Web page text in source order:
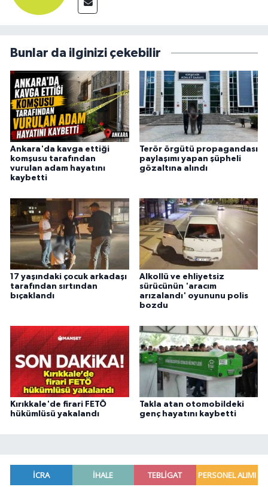
Bunlar da ilginizi çekebilir
Ankara'da kavga ettiği
komşusu tarafından
vurulan adam hayatını
kaybetti
Terör örgütü propagandası
paylaşımı yapan şüpheli
gözaltına alındı
17 yaşındaki çocuk arkadaşı
tarafından sırtından
bıçaklandı
Alkollü ve ehliyetsiz
sürücünün 'aracım
arızalandı' oyununu polis
bozdu
Kırıkkale'de firari FETÖ
hükümlüsü yakalandı
Takla atan otomobildeki
genç hayatını kaybetti